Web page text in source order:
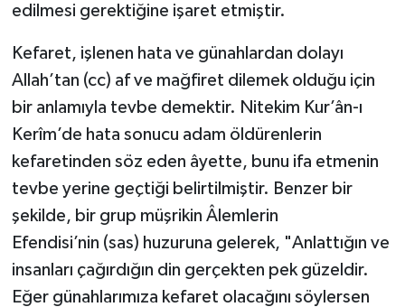
edilmesi gerektiğine işaret etmiştir.
Kefaret, işlenen hata ve günahlardan dolayı
Allah’tan (cc) af ve mağfiret dilemek olduğu için
bir anlamıyla tevbe demektir. Nitekim Kur’ân-ı
Kerîm’de hata sonucu adam öldürenlerin
kefaretinden söz eden âyette, bunu ifa etmenin
tevbe yerine geçtiği belirtilmiştir. Benzer bir
şekilde, bir grup müşrikin Âlemlerin
Efendisi’nin (sas) huzuruna gelerek, "Anlattığın ve
insanları çağırdığın din gerçekten pek güzeldir.
Eğer günahlarımıza kefaret olacağını söylersen